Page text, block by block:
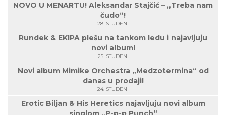
NOVO U MENARTU! Aleksandar Stajčić – „Treba nam
čudo“!
28. STUDENI
Rundek & EKIPA plešu na tankom ledu i najavljuju
novi album!
25. STUDENI
Novi album Mimike Orchestra „Medzotermina“ od
danas u prodaji!
24. STUDENI
Erotic Biljan & His Heretics najavljuju novi album